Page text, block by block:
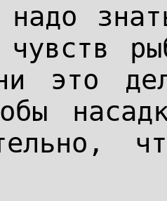
надо
чувств
это